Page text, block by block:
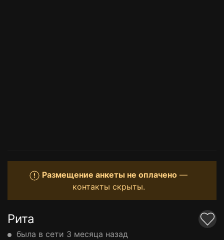
Размещение анкеты не оплачено —
контакты скрыты.
Рита
была в сети 3 месяца назад